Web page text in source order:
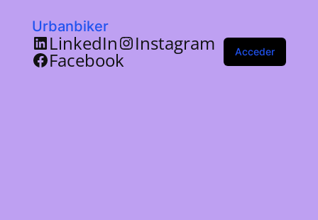
Urbanbiker
LinkedIn Instagram
Facebook Acceder